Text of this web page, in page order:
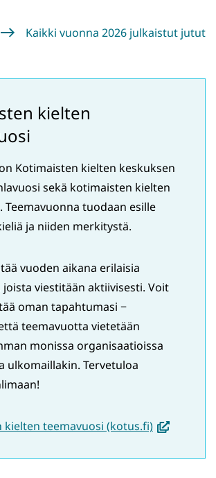
Kaikki vuonna 2026 julkaistut jutut
kielten
Kotimaisten kielten keskuksen
sekä kotimaisten kielten
Teemavuonna tuodaan esille
ja niiden merkitystä.
vuoden aikana erilaisia
viestitään aktiivisesti. Voit
oman tapahtumasi −
teemavuotta vietetään
monissa organisaatioissa
ulkomaillakin. Tervetuloa
kielten teemavuosi (kotus.fi)(avautuu